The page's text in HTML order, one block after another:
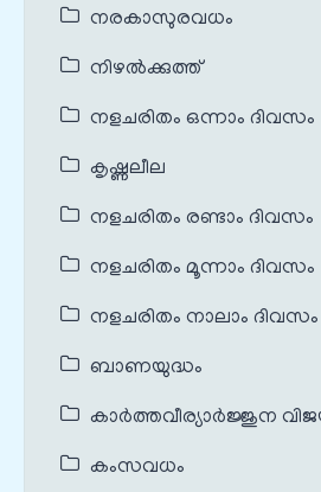
നരകാസുരവധം
നിഴൽക്കുത്ത്
നളചരിതം ഒന്നാം ദിവസം
കൃഷ്ണലീല
നളചരിതം രണ്ടാം ദിവസം
നളചരിതം മൂന്നാം ദിവസം
നളചരിതം നാലാം ദിവസം
ബാണയുദ്ധം
കാർത്തവീര്യാർജ്ജുന
കംസവധം